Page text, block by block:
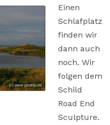
Einen
Schlafplatz
finden wir
dann auch
noch. Wir
folgen dem
Schild
Road End
Sculpture.